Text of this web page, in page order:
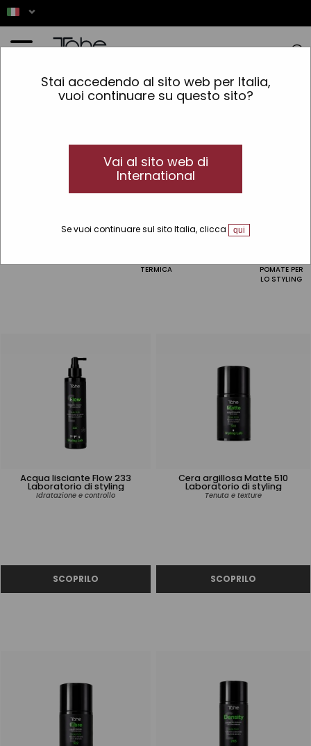
Stai accedendo al sito web per Italia,
vuoi continuare su questo sito?
Vai al sito web di
International
Se vuoi continuare sul sito Italia, clicca qui
Capelli »Rifinitura
definizione e la tenuta dei capelli
Ottieni una finitura professionale per i tuoi capelli con i
.
Raffina la ricerca
TERMICA
POMATE PER
LO STYLING
Acqua lisciante Flow 233
Laboratorio di styling
Idratazione e controllo
Cera argillosa Matte 510
Laboratorio di styling
Tenuta e texture